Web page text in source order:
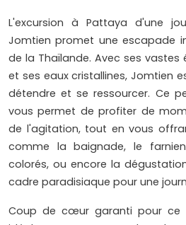
L'excursion à Pattaya d'une
Jomtien promet une escapade
de la Thaïlande. Avec ses
et ses eaux cristallines, Jomtien
détendre et se ressourcer. Ce
vous permet de profiter de
de l'agitation, tout en vous
comme la baignade, le
colorés, ou encore la
cadre paradisiaque pour une
Coup de cœur garanti pour ce